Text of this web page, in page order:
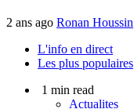
2 ans ago Ronan Houssin
L'info en direct
Les plus populaires
1 min read
Actualites